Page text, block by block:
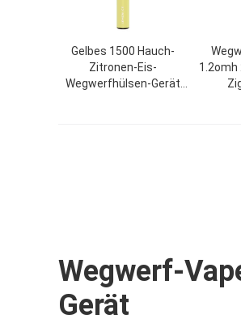
Gelbes 1500 Hauch-
Zitronen-Eis-
Wegwerfhülsen-Gerät
1.2omh
Wegwerf-
Gerät